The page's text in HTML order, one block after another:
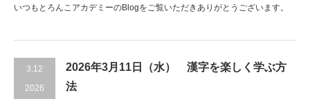
いつもとろんこアカデミーのBlogをご覧いただきありがとうございます。
3.12
2026
2026年3月11日（水） 漢字を楽しく学ぶ方
法